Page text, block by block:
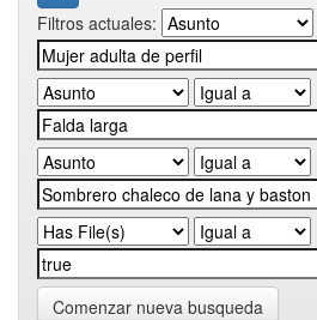
Filtros actuales:
Comenzar nueva busqueda